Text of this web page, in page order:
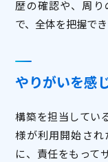
歴の確認や、周
で、全体を把握でき
やりがいを感
構築を担当してい
様が利用開始さ
に、責任をもって